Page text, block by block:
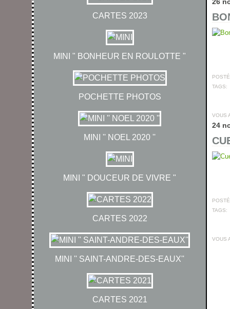
CARTES 2023
MINI " BONHEUR EN ROULOTTE "
POCHETTE PHOTOS
MINI '' NOEL 2020 ''
MINI " DOUCEUR DE VIVRE "
CARTES 2022
MINI '' SAINT-ANDRE-DES-EAUX''
CARTES 2021
TAGS:
VOUS
24
TAGS:
VOUS